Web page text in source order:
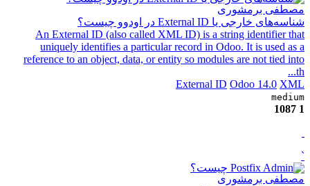
مصطفی برمشوری
شناسه‌های خارجی یا External ID در اودوو چیست؟
An External ID (also called XML ID) is a string identifier that
uniquely identifies a particular record in Odoo. It is used as a
reference to an object, data, or entity so modules are not tied into
th...
External ID Odoo 14.0 XML
medium
1
1087
`
مصطفی برمشوری